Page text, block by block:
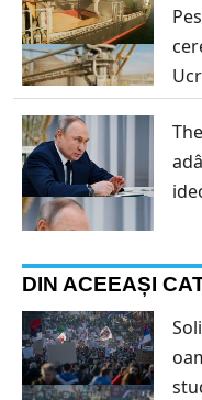
DIN ACEEAȘI